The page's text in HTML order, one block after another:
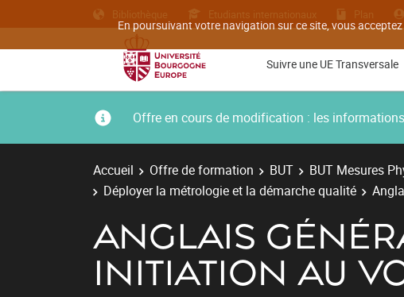
En poursuivant votre navigation sur ce site, vous
Bibliothèque Etudiants internationaux Plan
Suivre une UE Transversale
Offre en cours de modification : les
Accueil Offre de formation BUT BUT Mesures
Déployer la métrologie et la démarche qualité
ANGLAIS
INITIATION AU